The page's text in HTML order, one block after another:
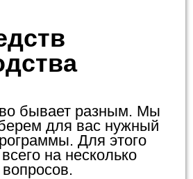
бывает разным. Мы
для вас нужный
Для этого
всего на несколько
вопросов.